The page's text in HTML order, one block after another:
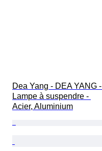
Dea Yang - DEA YANG -
Lampe à suspendre -
Acier, Aluminium